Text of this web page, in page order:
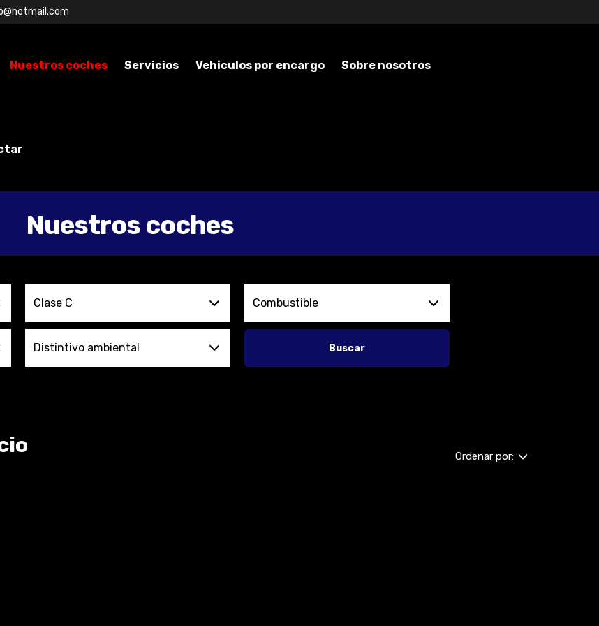
Nuestros coches Servicios Vehiculos por encargo Sobre nosotros
Nuestros coches
Clase C Combustible
Distintivo ambiental Buscar
Ordenar por: